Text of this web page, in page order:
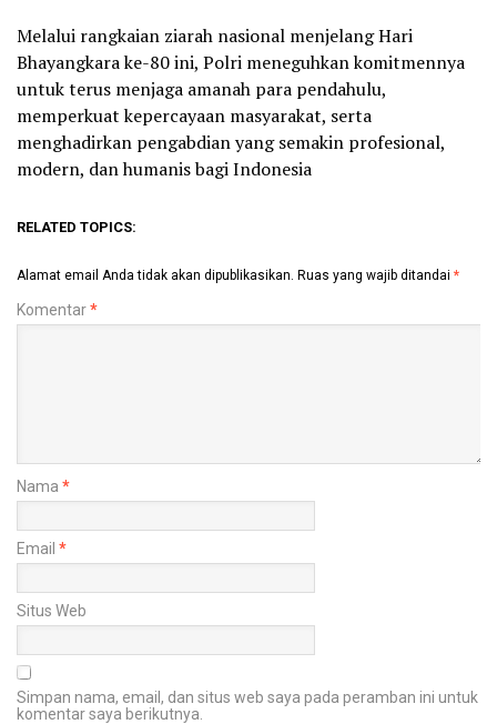
Melalui rangkaian ziarah nasional menjelang Hari
Bhayangkara ke-80 ini, Polri meneguhkan komitmennya
untuk terus menjaga amanah para pendahulu,
memperkuat kepercayaan masyarakat, serta
menghadirkan pengabdian yang semakin profesional,
modern, dan humanis bagi Indonesia
RELATED TOPICS:
Alamat email Anda tidak akan dipublikasikan. Ruas yang wajib ditandai *
Komentar*
Nama *
Email *
Situs Web
Simpan nama, email, dan situs web saya pada peramban ini untuk
komentar saya berikutnya.